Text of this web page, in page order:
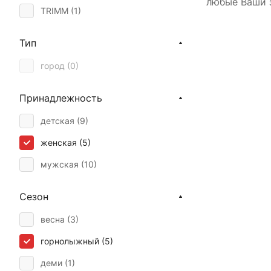
TRIMM (1)
Тип
город (0)
Принадлежность
детская (9)
женская (5)
мужская (10)
Сезон
весна (3)
горнолыжный (5)
деми (1)